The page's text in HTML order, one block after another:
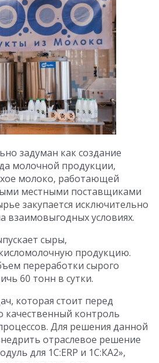
задуман как создание
молочной продукции,
молоко, работающей
местными поставщиками
закупается исключительно
взаимовыгодных условиях.
сыры,
продукцию.
переработки сырого
60 тонн в сутки.
которая стоит перед
контроль
Для решения данной
отраслевое решение
для 1С:ERP и 1С:КА2»,